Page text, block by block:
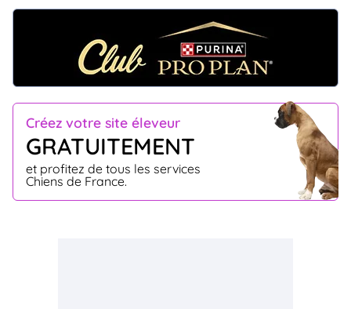
Créez votre site éleveur
GRATUITEMENT
et profitez de tous les services
Chiens de France.